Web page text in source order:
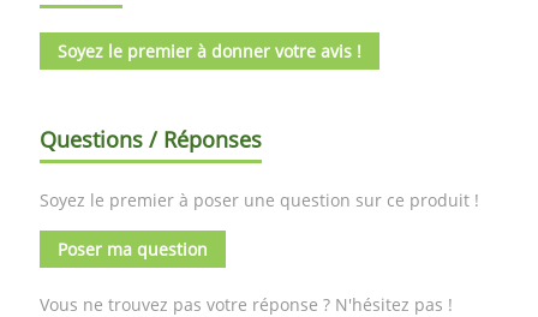
Soyez le premier à donner votre avis !
Questions / Réponses
Soyez le premier à poser une question sur ce produit !
Poser ma question
Vous ne trouvez pas votre réponse ? N'hésitez pas !